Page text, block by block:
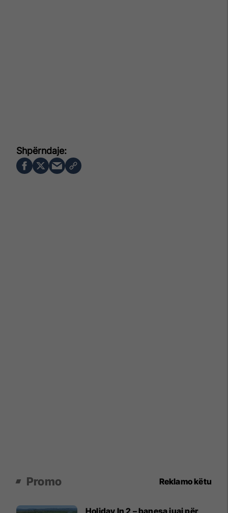
Promo Reklamo këtu
Holiday In 2 – banesa juaj për